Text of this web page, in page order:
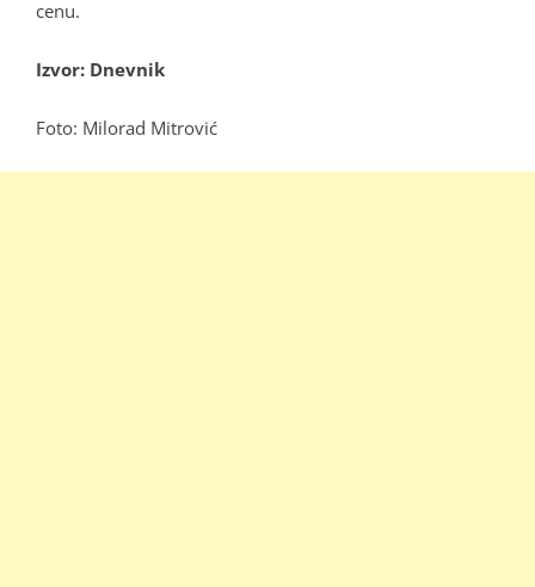
cenu.
Izvor: Dnevnik
Foto: Milorad Mitrović